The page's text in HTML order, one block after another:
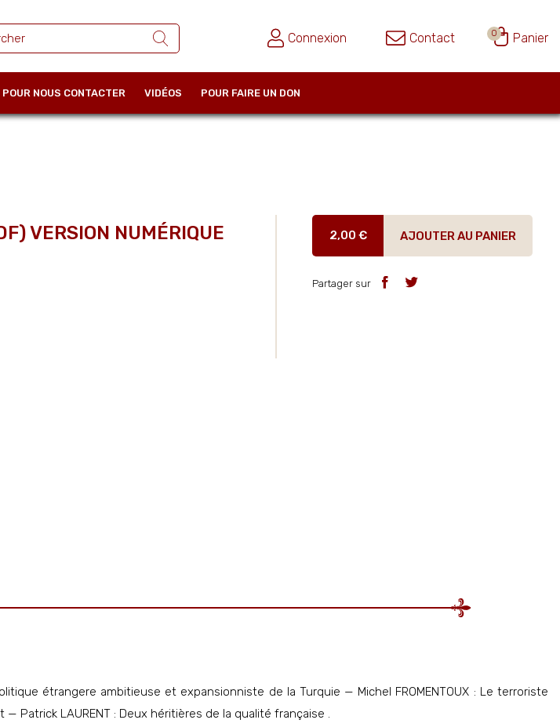
Connexion Contact 0 Panier
POUR NOUS CONTACTER VIDÉOS POUR FAIRE UN DON
VERSION NUMÉRIQUE 2,00 € AJOUTER AU PANIER
Partager sur
étrangere ambitieuse et expansionniste de la Turquie — Michel FROMENTOUX : Le terroriste
Patrick LAURENT : Deux héritières de la qualité française .